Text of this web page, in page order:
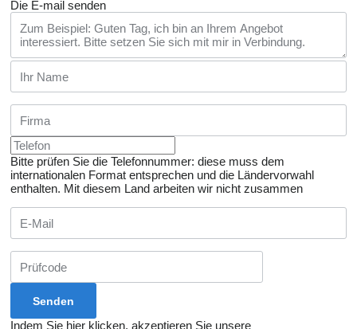
Die E-mail senden
Bitte prüfen Sie die Telefonnummer: diese muss dem
internationalen Format entsprechen und die Ländervorwahl
enthalten. Mit diesem Land arbeiten wir nicht zusammen
Indem Sie hier klicken, akzeptieren Sie unsere